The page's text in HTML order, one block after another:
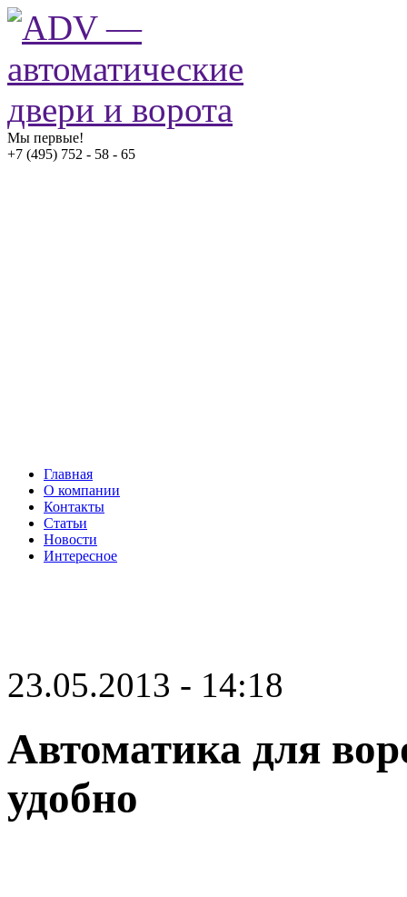
Мы первые!
+7 (495) 752 - 58 - 65
Главная
О компании
Контакты
Статьи
Новости
Интересное
23.05.2013 - 14:18
Автоматика для
удобно